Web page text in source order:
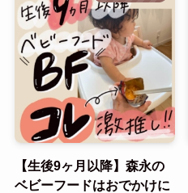
【生後9ヶ月以降】森永の
ベビーフードはおでかけに